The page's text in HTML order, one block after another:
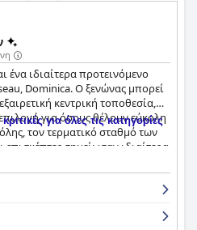
ένα ιδιαίτερα προτεινόμενο
Dominica. Ο ξενώνας μπορεί
κεντρική τοποθεσία,
για όσους θέλουν εύκολη
τον τερματικό σταθμό των
επισκέπτες σημείωσαν ιδιαίτερα
περπατήσουν σε
με σουβενίρ και άλλα
Παρά την κεντρική του
με υπέροχη θέα στη θάλασσα.
για όλες τις κατηγορίες